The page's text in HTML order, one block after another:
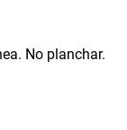
No planchar.